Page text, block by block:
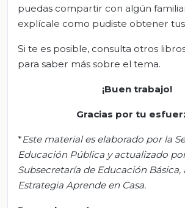
puedas compartir con algún
explícale como pudiste obtener
Si te es posible, consulta otros
para saber más sobre el tema.
¡Buen trabajo!
Gracias por tu
*Este material es elaborado por la
Educación Pública y actualizado
Subsecretaría de Educación Básica,
Estrategia Aprende en Casa.